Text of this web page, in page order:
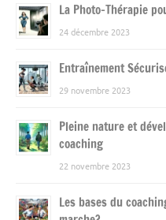
La Photo-Thérapie
24 décembre 2023
Entraînement
29 novembre 2023
Pleine nature et
coaching
22 novembre 2023
Les bases du